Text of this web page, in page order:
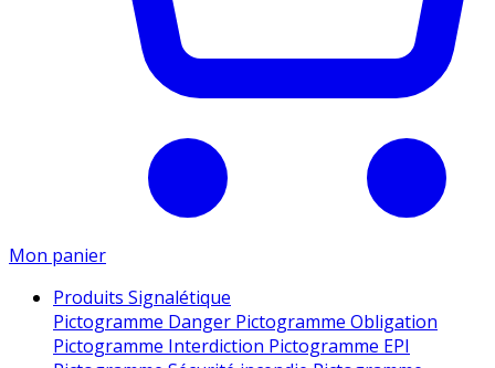
Mon panier
Produits Signalétique
Pictogramme Danger Pictogramme Obligation
Pictogramme Interdiction Pictogramme EPI